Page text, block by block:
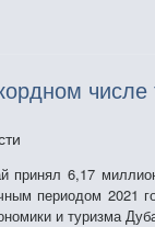
принял 6,17
периодом 2021
и туризма